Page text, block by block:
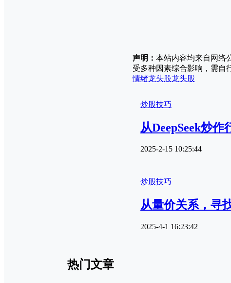
声明： 本站内容均来自网络
受多种因素综合影响，需自
情绪龙头股龙头股
炒股技巧
从DeepSeek炒
2025-2-15 10:25:44
炒股技巧
从量价关系，寻
2025-4-1 16:23:42
热门文章